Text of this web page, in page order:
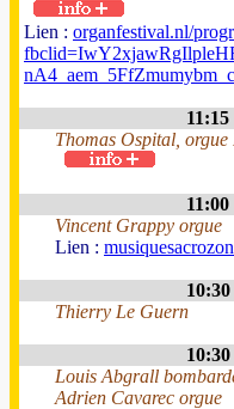
Lien : organfestival.nl/
11:15
Thomas Ospital,
11:00
Vincent Grappy orgue
Lien :
10:30
Thierry Le Guern
10:30
Louis Abgrall
Adrien Cavarec orgue